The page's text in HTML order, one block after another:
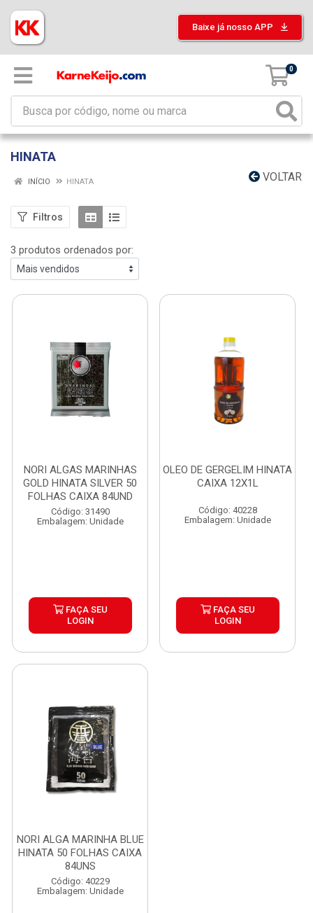
Baixe já nosso APP
0
HINATA
VOLTAR
INÍCIO HINATA
Filtros
3 produtos ordenados por:
NORI ALGAS MARINHAS
GOLD HINATA SILVER 50
FOLHAS CAIXA 84UND
Código: 31490
Embalagem: Unidade
FAÇA SEU
LOGIN
OLEO DE GERGELIM HINATA
CAIXA 12X1L
Código: 40228
Embalagem: Unidade
FAÇA SEU
LOGIN
NORI ALGA MARINHA BLUE
HINATA 50 FOLHAS CAIXA
84UNS
Código: 40229
Embalagem: Unidade